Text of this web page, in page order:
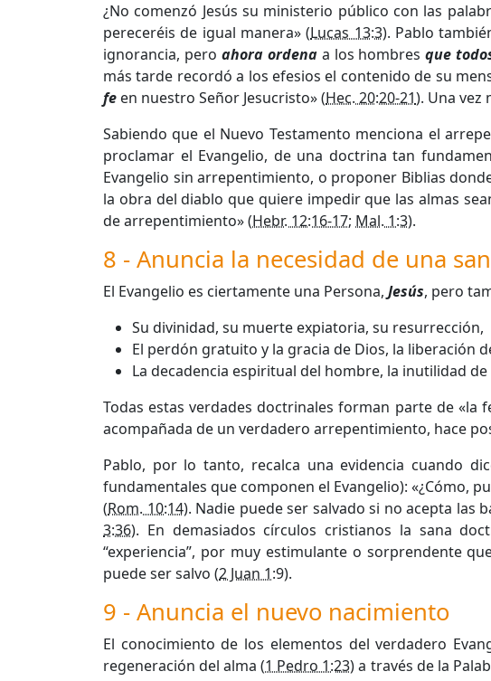
¿No comenzó Jesús su ministerio público con las
pereceréis de igual manera» (Lucas 13:3). Pablo
ignorancia, pero ahora ordenaa los hombresque
más tarde recordó a los efesios el contenido de su
fe en nuestro Señor Jesucristo» (Hec. 20:20-21). Una vez
Sabiendo que el Nuevo Testamento menciona el
proclamar el Evangelio, de una doctrina tan
Evangelio sin arrepentimiento, o proponer Biblias
la obra del diablo que quiere impedir que las almas
de arrepentimiento» (Hebr. 12:16-17; Mal. 1:3).
8 - Anuncia la necesidad de una
El Evangelio es ciertamente una Persona, Jesús, pero
Su divinidad, su muerte expiatoria, su resurrección,
El perdón gratuito y la gracia de Dios, la liberación
La decadencia espiritual del hombre, la inutilidad
Todas estas verdades doctrinales forman parte de «la
acompañada de un verdadero arrepentimiento, hace
Pablo, por lo tanto, recalca una evidencia cuando
fundamentales que componen el Evangelio): «¿Cómo,
(Rom. 10:14). Nadie puede ser salvado si no acepta las
3:36). En demasiados círculos cristianos la sana
“experiencia”, por muy estimulante o sorprendente
puede ser salvo (2 Juan 1:9).
9 - Anuncia el nuevo nacimiento
El conocimiento de los elementos del verdadero
regeneración del alma (1 Pedro 1:23) a través de la